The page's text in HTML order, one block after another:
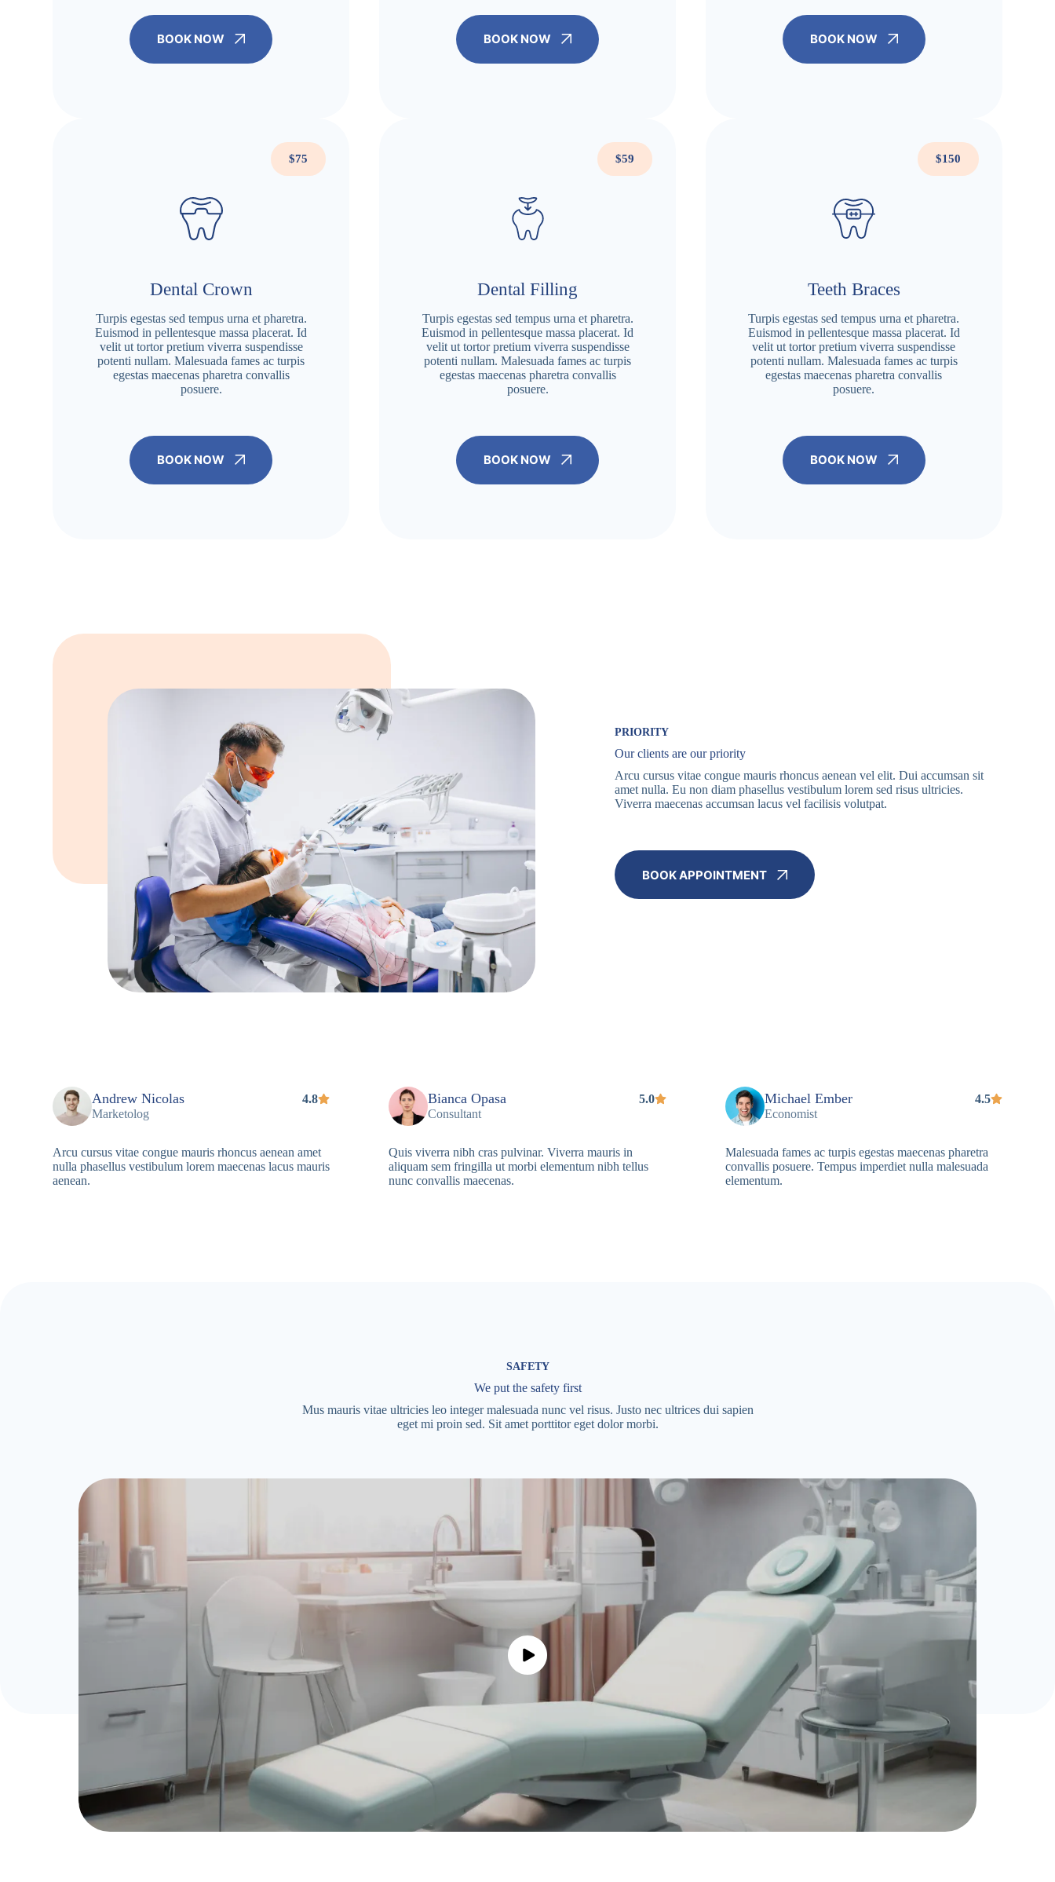
BOOK NOW BOOK NOW BOOK NOW
$75
Dental Crown
Turpis egestas sed tempus urna et pharetra.
Euismod in pellentesque massa placerat. Id
velit ut tortor pretium viverra suspendisse
potenti nullam. Malesuada fames ac turpis
egestas maecenas pharetra convallis
posuere.
BOOK NOW
$59
Dental Filling
Turpis egestas sed tempus urna et pharetra.
Euismod in pellentesque massa placerat. Id
velit ut tortor pretium viverra suspendisse
potenti nullam. Malesuada fames ac turpis
egestas maecenas pharetra convallis
posuere.
BOOK NOW
$150
Teeth Braces
Turpis egestas sed tempus urna et pharetra.
Euismod in pellentesque massa placerat. Id
velit ut tortor pretium viverra suspendisse
potenti nullam. Malesuada fames ac turpis
egestas maecenas pharetra convallis
posuere.
BOOK NOW
PRIORITY
Our clients are our priority
Arcu cursus vitae congue mauris rhoncus aenean vel elit. Dui accumsan sit
amet nulla. Eu non diam phasellus vestibulum lorem sed risus ultricies.
Viverra maecenas accumsan lacus vel facilisis volutpat.
BOOK APPOINTMENT
Andrew Nicolas
4.8
Marketolog
Arcu cursus vitae congue mauris rhoncus aenean amet
nulla phasellus vestibulum lorem maecenas lacus mauris
aenean.
Bianca Opasa
5.0
Consultant
Quis viverra nibh cras pulvinar. Viverra mauris in
aliquam sem fringilla ut morbi elementum nibh tellus
nunc convallis maecenas.
Michael Ember
4.5
Economist
Malesuada fames ac turpis egestas maecenas pharetra
convallis posuere. Tempus imperdiet nulla malesuada
elementum.
SAFETY
We put the safety first
Mus mauris vitae ultricies leo integer malesuada nunc vel risus. Justo nec ultrices dui sapien
eget mi proin sed. Sit amet porttitor eget dolor morbi.